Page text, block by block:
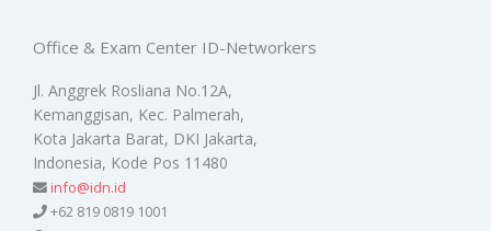
Office & Exam Center ID-Networkers
Jl. Anggrek Rosliana No.12A,
Kemanggisan, Kec. Palmerah,
Kota Jakarta Barat, DKI Jakarta,
Indonesia, Kode Pos 11480
info@idn.id
+62 819 0819 1001